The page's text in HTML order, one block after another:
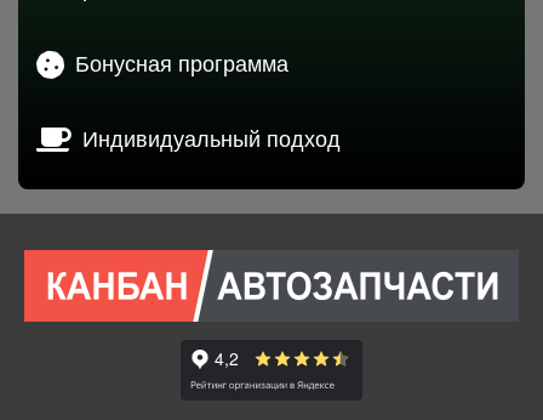
Бонусная программа
Индивидуальный подход